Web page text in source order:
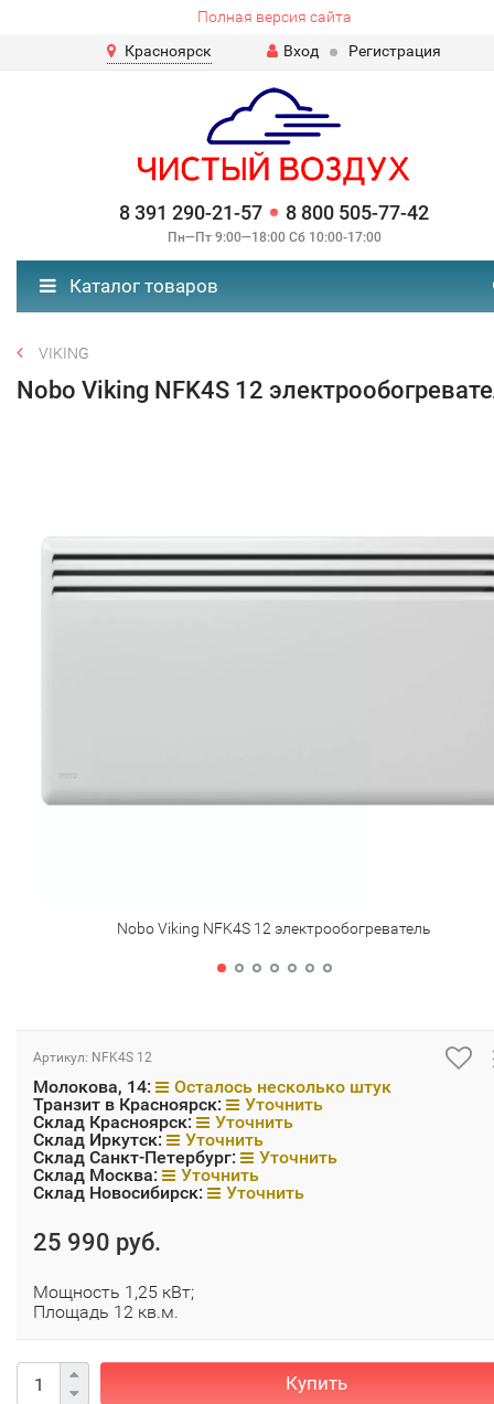
Полная версия сайта
Красноярск
Вход Регистрация
8 391 290-21-57 8 800 505-77-42
Пн—Пт 9:00—18:00 Сб 10:00-17:00
Каталог товаров
VIKING
Nobo Viking NFK4S 12
Nobo Viking NFK4S 12 электрообогреватель
Артикул: NFK4S 12
Молокова, 14:
Осталось несколько штук
Транзит в Красноярск:
Уточнить
Склад Красноярск:
Уточнить
Склад Иркутск:
Уточнить
Склад Санкт-Петербург:
Уточнить
Склад Москва:
Уточнить
Склад Новосибирск:
Уточнить
25 990 руб.
Мощность 1,25 кВт;
Площадь 12 кв.м.
Купить